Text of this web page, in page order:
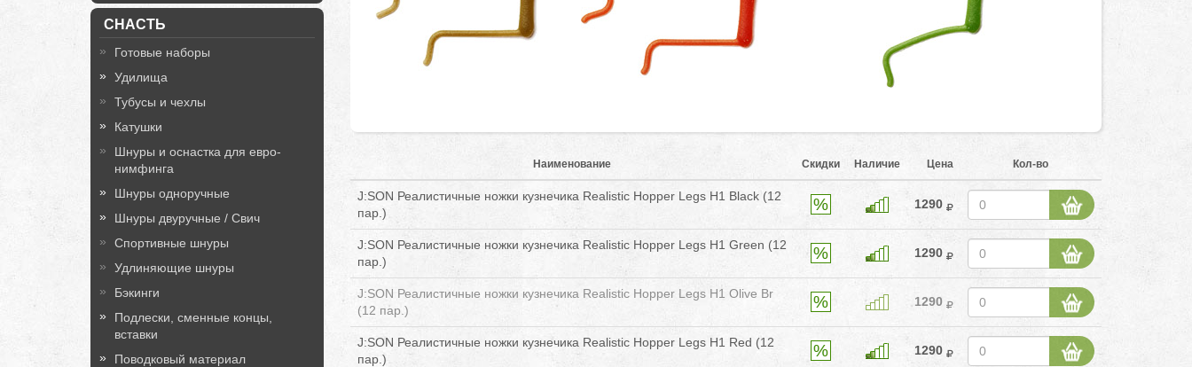
СНАСТЬ
Готовые наборы
Удилища
Тубусы и чехлы
Катушки
Шнуры и оснастка для евро-
нимфинга
Шнуры одноручные
Шнуры двуручные / Свич
Спортивные шнуры
Удлиняющие шнуры
Бэкинги
Подлески, сменные концы,
вставки
Поводковый материал
Наименование Скидки Наличие Цена Кол-во
J:SON Реалистичные ножки кузнечика Realistic Hopper Legs H1 Black (12
пар.)
1290
J:SON Реалистичные ножки кузнечика Realistic Hopper Legs H1 Green (12
пар.)
1290
J:SON Реалистичные ножки кузнечика Realistic Hopper Legs H1 Olive Br
(12 пар.)
1290
J:SON Реалистичные ножки кузнечика Realistic Hopper Legs H1 Red (12
пар.)
1290